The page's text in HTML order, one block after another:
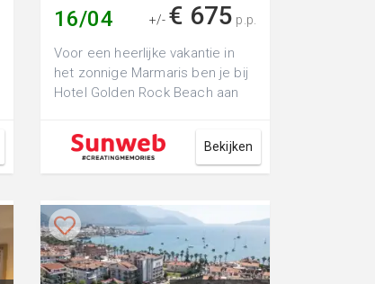
16/04 +/- € 675 p.p.
Voor een heerlijke vakantie in
het zonnige Marmaris ben je bij
Hotel Golden Rock Beach aan
Bekijken